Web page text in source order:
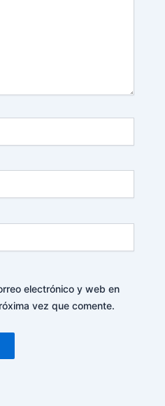
electrónico y web en
vez que comente.